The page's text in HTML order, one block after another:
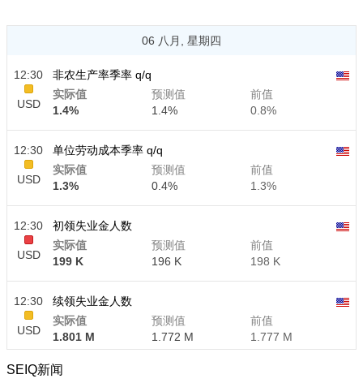
06 八月, 星期四
12:30
USD
非农生产率季率 q/q
实际值
1.4%
预测值
1.4%
前值
0.8%
12:30
USD
单位劳动成本季率 q/q
实际值
1.3%
预测值
0.4%
前值
1.3%
12:30
USD
初领失业金人数
实际值
199 K
预测值
196 K
前值
198 K
12:30
USD
续领失业金人数
实际值
1.801 M
预测值
1.772 M
前值
1.777 M
SEIQ新闻